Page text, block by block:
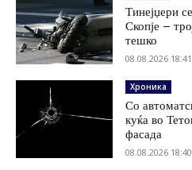
Тинејџери
Скопје –
тешко
08.08.2026 18:41
Хроника
Со
куќа во
фасада
08.08.2026 18:40